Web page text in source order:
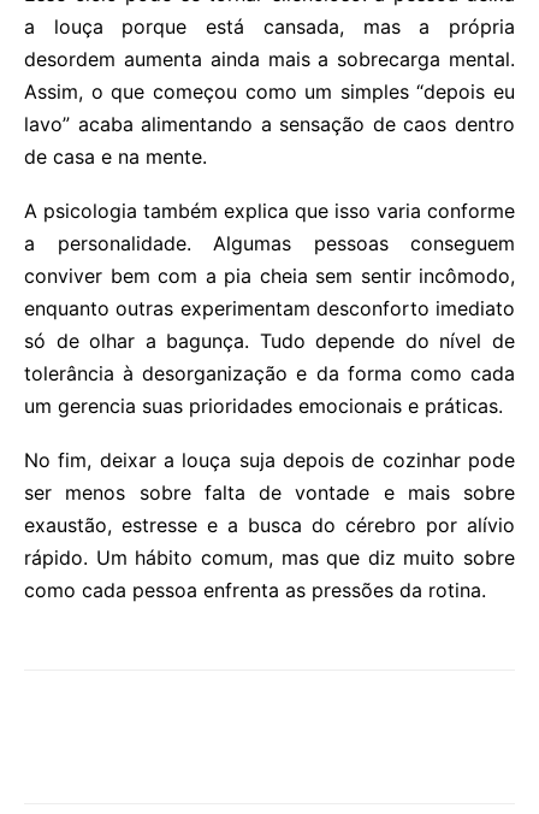
a louça porque está cansada, mas a própria
desordem aumenta ainda mais a sobrecarga mental.
Assim, o que começou como um simples “depois eu
lavo” acaba alimentando a sensação de caos dentro
de casa e na mente.
A psicologia também explica que isso varia conforme
a personalidade. Algumas pessoas conseguem
conviver bem com a pia cheia sem sentir incômodo,
enquanto outras experimentam desconforto imediato
só de olhar a bagunça. Tudo depende do nível de
tolerância à desorganização e da forma como cada
um gerencia suas prioridades emocionais e práticas.
No fim, deixar a louça suja depois de cozinhar pode
ser menos sobre falta de vontade e mais sobre
exaustão, estresse e a busca do cérebro por alívio
rápido. Um hábito comum, mas que diz muito sobre
como cada pessoa enfrenta as pressões da rotina.